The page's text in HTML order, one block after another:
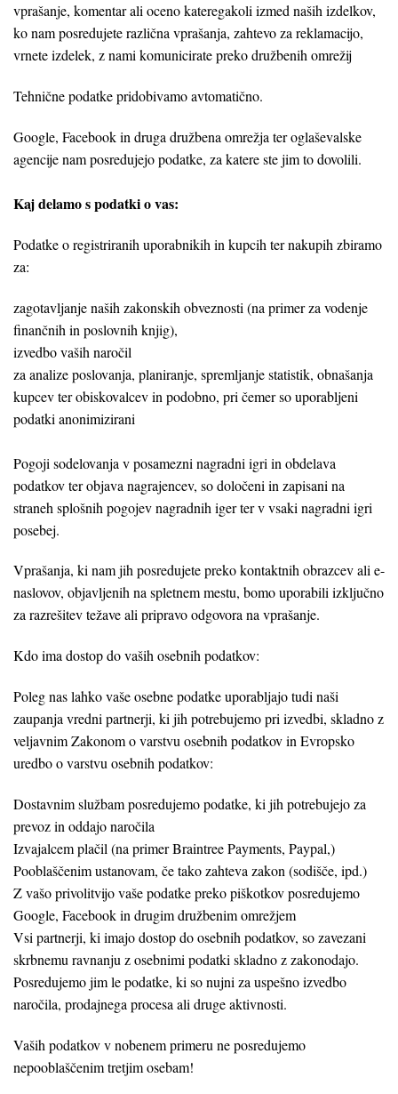
vprašanje, komentar ali oceno kateregakoli izmed naših izdelkov,
ko nam posredujete različna vprašanja, zahtevo za reklamacijo,
vrnete izdelek, z nami komunicirate preko družbenih omrežij
Tehnične podatke pridobivamo avtomatično.
Google, Facebook in druga družbena omrežja ter oglaševalske
agencije nam posredujejo podatke, za katere ste jim to dovolili.
Kaj delamo s podatki o vas:
Podatke o registriranih uporabnikih in kupcih ter nakupih zbiramo
za:
zagotavljanje naših zakonskih obveznosti (na primer za vodenje
finančnih in poslovnih knjig),
izvedbo vaših naročil
za analize poslovanja, planiranje, spremljanje statistik, obnašanja
kupcev ter obiskovalcev in podobno, pri čemer so uporabljeni
podatki anonimizirani
Pogoji sodelovanja v posamezni nagradni igri in obdelava
podatkov ter objava nagrajencev, so določeni in zapisani na
straneh splošnih pogojev nagradnih iger ter v vsaki nagradni igri
posebej.
Vprašanja, ki nam jih posredujete preko kontaktnih obrazcev ali e-
naslovov, objavljenih na spletnem mestu, bomo uporabili izključno
za razrešitev težave ali pripravo odgovora na vprašanje.
Kdo ima dostop do vaših osebnih podatkov:
Poleg nas lahko vaše osebne podatke uporabljajo tudi naši
zaupanja vredni partnerji, ki jih potrebujemo pri izvedbi, skladno z
veljavnim Zakonom o varstvu osebnih podatkov in Evropsko
uredbo o varstvu osebnih podatkov:
Dostavnim službam posredujemo podatke, ki jih potrebujejo za
prevoz in oddajo naročila
Izvajalcem plačil (na primer Braintree Payments, Paypal,)
Pooblaščenim ustanovam, če tako zahteva zakon (sodišče, ipd.)
Z vašo privolitvijo vaše podatke preko piškotkov posredujemo
Google, Facebook in drugim družbenim omrežjem
Vsi partnerji, ki imajo dostop do osebnih podatkov, so zavezani
skrbnemu ravnanju z osebnimi podatki skladno z zakonodajo.
Posredujemo jim le podatke, ki so nujni za uspešno izvedbo
naročila, prodajnega procesa ali druge aktivnosti.
Vaših podatkov v nobenem primeru ne posredujemo
nepooblaščenim tretjim osebam!